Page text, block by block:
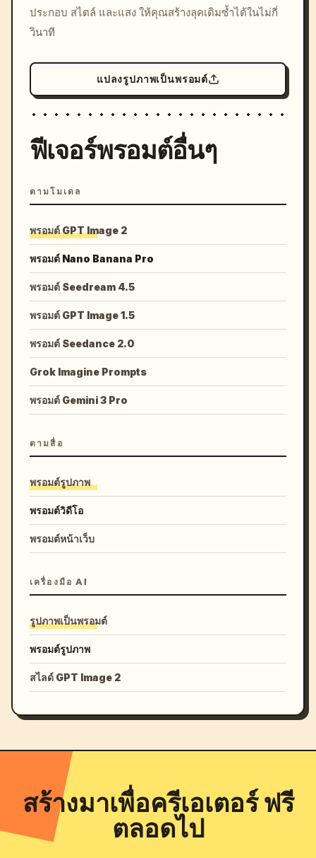
ประกอบ สไตล์ และแสง ให้คุณสร้างลุคเดิมซ้ำได้ในไม่กี่
วินาที
แปลงรูปภาพเป็นพรอมต์
ฟีเจอร์พรอมต์อื่นๆ
ตามโมเดล
พรอมต์ GPT Image 2
พรอมต์ Nano Banana Pro
พรอมต์ Seedream 4.5
พรอมต์ GPT Image 1.5
พรอมต์ Seedance 2.0
Grok Imagine Prompts
พรอมต์ Gemini 3 Pro
ตามสื่อ
พรอมต์รูปภาพ
พรอมต์วิดีโอ
พรอมต์หน้าเว็บ
เครื่องมือ AI
รูปภาพเป็นพรอมต์
พรอมต์รูปภาพ
สไลด์ GPT Image 2
สร้างมาเพื่อครีเอเตอร์ ฟรี
ตลอดไป